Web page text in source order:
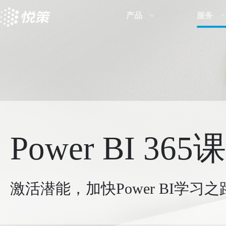
产品 服务
Power BI 365
激活潜能，加快Power BI学习之